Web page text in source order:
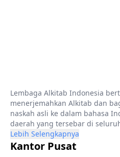
Lembaga Alkitab Indonesia
menerjemahkan Alkitab dan
naskah asli ke dalam bahasa
daerah yang tersebar di
Lebih Selengkapnya
Kantor Pusat